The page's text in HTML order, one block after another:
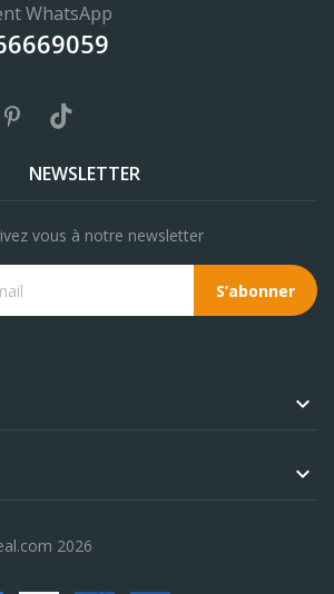
WhatsApp
NEWSLETTER
vous à notre newsletter
S’abonner


2026